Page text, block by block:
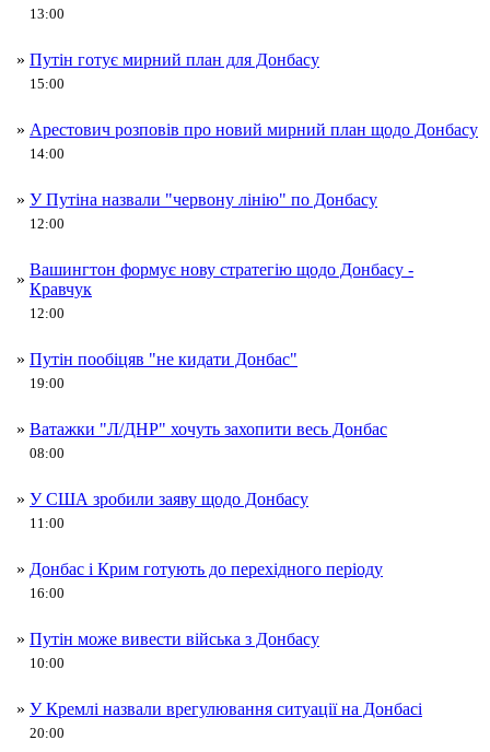
13:00
» Путін готує мирний план для Донбасу
15:00
» Арестович розповів про новий мирний план щодо Донбасу
14:00
» У Путіна назвали "червону лінію" по Донбасу
12:00
»
Вашингтон формує нову стратегію щодо Донбасу -
Кравчук
12:00
» Путін пообіцяв "не кидати Донбас"
19:00
» Ватажки "Л/ДНР" хочуть захопити весь Донбас
08:00
» У США зробили заяву щодо Донбасу
11:00
» Донбас і Крим готують до перехідного періоду
16:00
» Путін може вивести війська з Донбасу
10:00
» У Кремлі назвали врегулювання ситуації на Донбасі
20:00